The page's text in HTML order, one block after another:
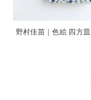
野村佳苗｜色絵 四方皿